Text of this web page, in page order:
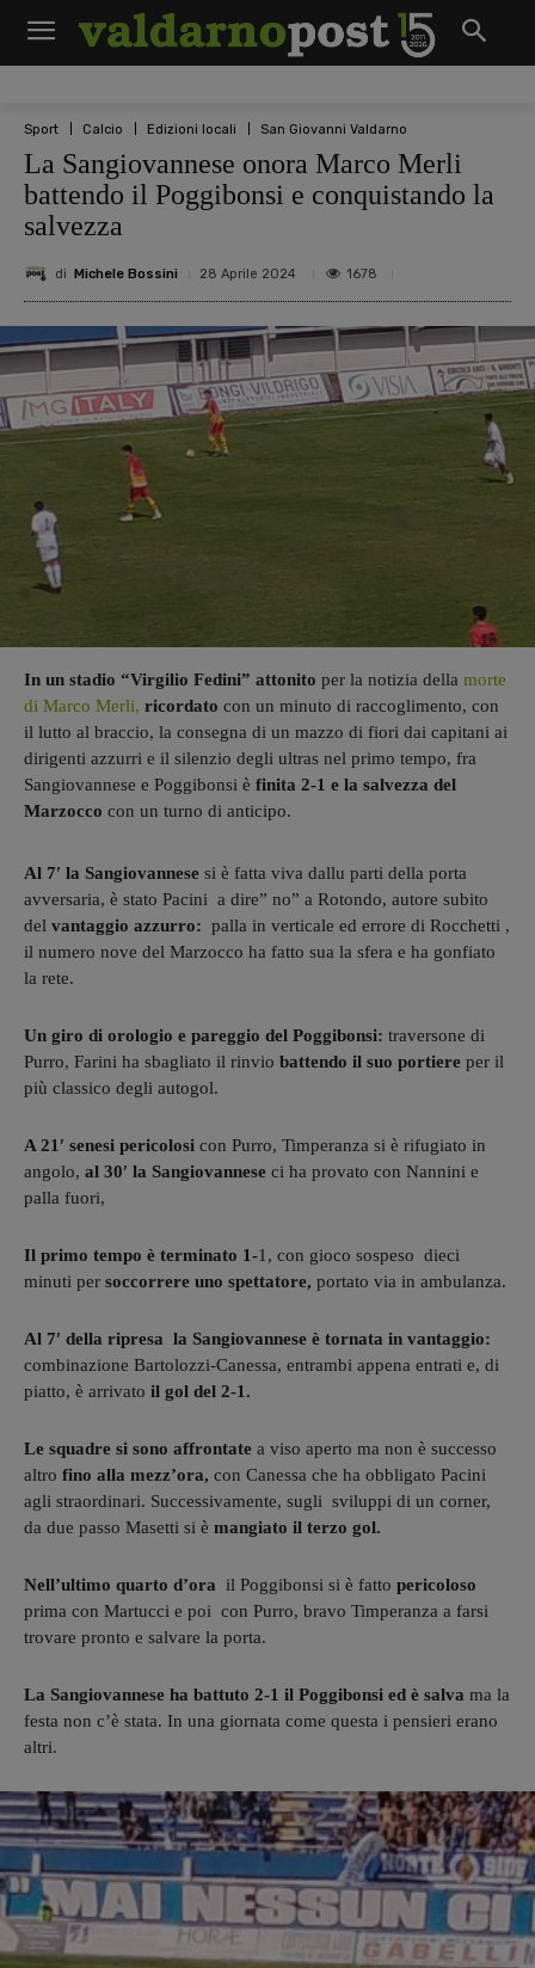
Sport Calcio Edizioni locali San Giovanni Valdarno
La Sangiovannese onora Marco Merli
battendo il Poggibonsi e conquistando la
salvezza
di Michele Bossini 28 Aprile 2024 1678
In un stadio “Virgilio Fedini” attonito per la notizia della morte
di Marco Merli, ricordato con un minuto di raccoglimento, con
il lutto al braccio, la consegna di un mazzo di fiori dai capitani ai
dirigenti azzurri e il silenzio degli ultras nel primo tempo, fra
Sangiovannese e Poggibonsi è finita 2-1 e la salvezza del
Marzocco con un turno di anticipo.
Al 7′ la Sangiovannese si è fatta viva dallu parti della porta
avversaria, è stato Pacini a dire” no” a Rotondo, autore subito
del vantaggio azzurro: palla in verticale ed errore di Rocchetti ,
il numero nove del Marzocco ha fatto sua la sfera e ha gonfiato
la rete.
Un giro di orologio e pareggio del Poggibonsi: traversone di
Purro, Farini ha sbagliato il rinvio battendo il suo portiere per il
più classico degli autogol.
A 21′ senesi pericolosi con Purro, Timperanza si è rifugiato in
angolo, al 30′ la Sangiovannese ci ha provato con Nannini e
palla fuori,
Il primo tempo è terminato 1-1, con gioco sospeso dieci
minuti per soccorrere uno spettatore, portato via in ambulanza.
Al 7′ della ripresa la Sangiovannese è tornata in vantaggio:
combinazione Bartolozzi-Canessa, entrambi appena entrati e, di
piatto, è arrivato il gol del 2-1.
Le squadre si sono affrontate a viso aperto ma non è successo
altro fino alla mezz’ora, con Canessa che ha obbligato Pacini
agli straordinari. Successivamente, sugli sviluppi di un corner,
da due passo Masetti si è mangiato il terzo gol.
Nell’ultimo quarto d’ora il Poggibonsi si è fatto pericoloso
prima con Martucci e poi con Purro, bravo Timperanza a farsi
trovare pronto e salvare la porta.
La Sangiovannese ha battuto 2-1 il Poggibonsi ed è salva ma la
festa non c’è stata. In una giornata come questa i pensieri erano
altri.